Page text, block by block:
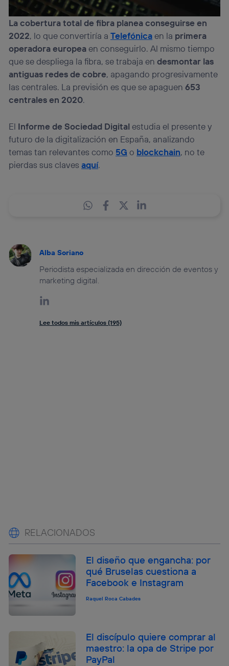
La cobertura total de fibra planea conseguirse en
2022, lo que convertiría aTelefónicaen la primera
operadora europeaen conseguirlo. Al mismo tiempo
que se despliega la fibra, se trabaja endesmontar las
antiguas redes de cobre, apagando progresivamente
las centrales. La previsión es que se apaguen653
centrales en 2020.
El Informe de Sociedad Digitalestudia el presente y
futuro de la digitalización en España, analizando
temas tan relevantes como 5G o blockchain, no te
pierdas sus clavesaquí.
Alba Soriano
Periodista especializada en dirección de eventos y
marketing digital.
Lee todos mis artículos (195)
RELACIONADOS
El diseño que engancha: por
qué Bruselas cuestiona a
Facebook e Instagram
Raquel Roca Cabades
El discípulo quiere comprar al
maestro: la opa de Stripe por
PayPal